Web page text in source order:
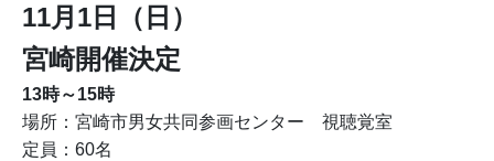
11月1日（日）
宮崎開催決定
13時～15時
場所：宮崎市男女共同参画センター 視聴覚室
定員：60名